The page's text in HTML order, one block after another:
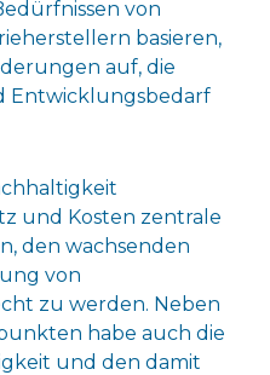
von
basieren,
auf, die
Entwicklungsbedarf
und Kosten zentrale
den wachsenden
von
zu werden. Neben
habe auch die
und den damit